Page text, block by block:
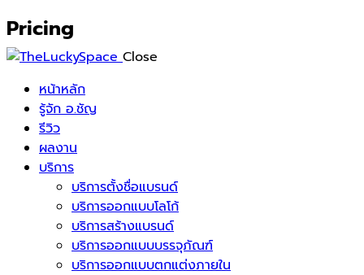
Pricing
Close
หน้าหลัก
รู้จัก อ.ชัญ
รีวิว
ผลงาน
บริการ
บริการตั้งชื่อแบรนด์
บริการออกแบบโลโก้
บริการสร้างแบรนด์
บริการออกแบบบรรจุภัณฑ์
บริการออกแบบตกแต่งภายใน